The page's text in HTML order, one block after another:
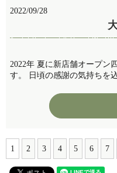
2022/09/28
2022年 夏に新店舗オープン
す。 日頃の感謝の気持ちを
1 2 3 4 5 6 7